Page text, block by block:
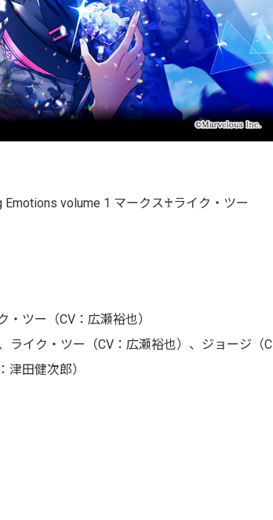
Emotions volume 1 マークス♰ライク・ツー
ツー（CV：広瀬裕也）
ライク・ツー（CV：広瀬裕也）、ジョージ（C
津田健次郎）